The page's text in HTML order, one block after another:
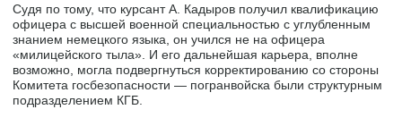
Судя по тому, что курсант А. Кадыров получил квалификацию
офицера с высшей военной специальностью с углубленным
знанием немецкого языка, он учился не на офицера
«милицейского тыла». И его дальнейшая карьера, вполне
возможно, могла подвергнуться корректированию со стороны
Комитета госбезопасности — погранвойска были структурным
подразделением КГБ.